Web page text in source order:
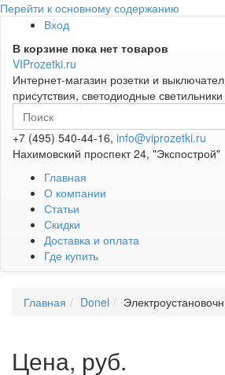
Перейти к основному содержанию
Вход
В корзине пока нет товаров
VIProzetki.ru
Интернет-магазин розетки и
присутствия, светодиодные
+7 (495) 540-44-16, info@viprozetki.ru
Нахимовский проспект 24, "Экспострой"
Главная
О компании
Статьи
Скидки
Доставка и оплата
Где купить
Главная Donel
Цена, руб.